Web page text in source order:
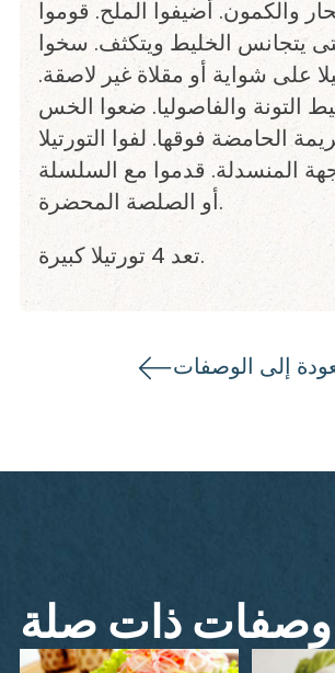
والكمون. أضيفوا الملح. قوموا
يتجانس الخليط ويتكثف. سخوا
على شواية أو مقلاة غير لاصقة.
التونة والفاصوليا. ضعوا الخس
الحامضة فوقها. لفوا التورتيلا
المنسدلة. قدموا مع السلسلة
أو الصلصة المحضرة.
تعد 4 تورتيلا كبيرة.
إلى الوصفات
وصفات ذات صلة